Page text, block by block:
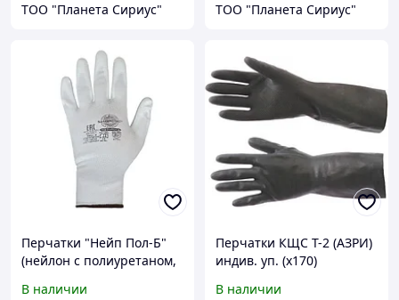
ТОО "Планета Сириус" ТОО "Планета Сириус"
Перчатки "Нейп Пол-Б"
(нейлон с полиуретаном,
В наличии
Перчатки КЩС Т-2 (АЗРИ)
индив. уп. (х170)
В наличии